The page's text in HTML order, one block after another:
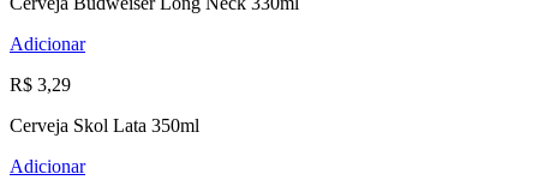
Adicionar
R$ 3,29
Cerveja Skol Lata 350ml
Adicionar